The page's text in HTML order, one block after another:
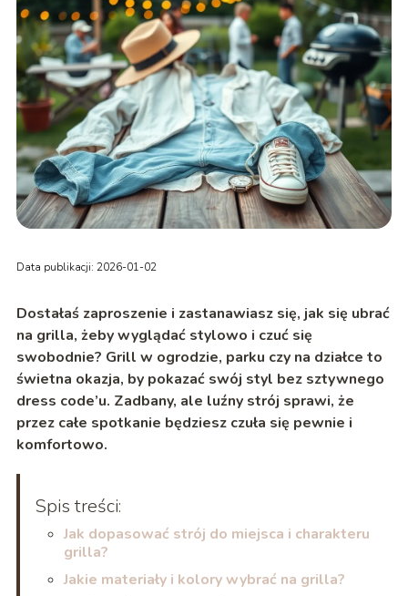
Data publikacji: 2026-01-02
Dostałaś zaproszenie i zastanawiasz się, jak się ubrać
na grilla, żeby wyglądać stylowo i czuć się
swobodnie? Grill w ogrodzie, parku czy na działce to
świetna okazja, by pokazać swój styl bez sztywnego
dress code’u. Zadbany, ale luźny strój sprawi, że
przez całe spotkanie będziesz czuła się pewnie i
komfortowo.
Spis treści:
Jak dopasować strój do miejsca i charakteru
grilla?
Jakie materiały i kolory wybrać na grilla?